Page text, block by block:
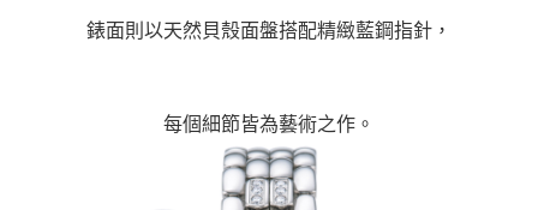
錶面則以天然貝殼面盤搭配精緻藍鋼指針，
每個細節皆為藝術之作。